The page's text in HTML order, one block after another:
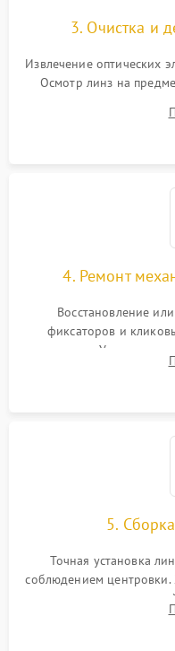
3. Очистка и
Извлечение оптических
Осмотр линз на
покрытия или
спецрастворами.
4. Ремонт
Восстановление
фиксаторов и
поправок. Устранение
поврежденных линз,
5.
Точная установка
соблюдением центровки.
нанесение
и заполнение его